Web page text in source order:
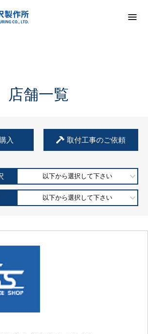
報
店舗一覧
入 取付工事のご依頼
以下から選択して下さい
以下から選択して下さい